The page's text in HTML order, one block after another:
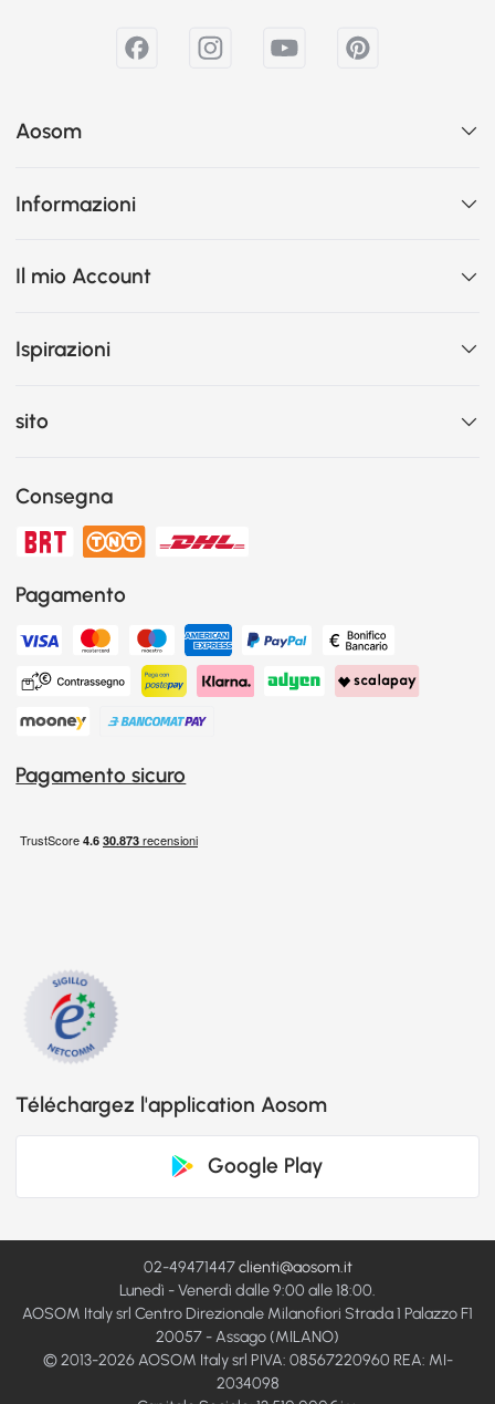
Aosom
Informazioni
Il mio Account
Ispirazioni
sito
Consegna
Pagamento
Pagamento sicuro
Téléchargez l'application Aosom
Google Play
02-49471447clienti@aosom.it
Lunedì - Venerdì dalle 9:00 alle 18:00.
AOSOM Italy srl Centro Direzionale Milanofiori Strada 1 Palazzo F1
20057 - Assago (MILANO)
© 2013-2026 AOSOM Italy srl PIVA: 08567220960 REA: MI-
2034098